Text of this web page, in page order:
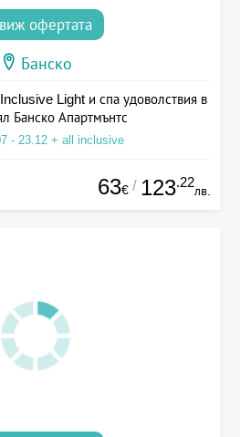
виж офертата
Банско
Light и спа удоволствия в
Банско Апартмънтс
- 23.12 + all inclusive
63€ / 123.22
лв.